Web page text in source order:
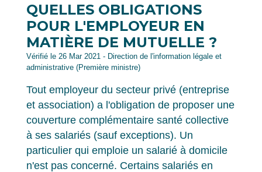
QUELLES OBLIGATIONS
POUR L'EMPLOYEUR EN
MATIÈRE DE MUTUELLE ?
Vérifié le 26 Mar 2021 - Direction de l'information légale et
administrative (Première ministre)
Tout employeur du secteur privé (entreprise
et association) a l'obligation de proposer une
couverture complémentaire santé collective
à ses salariés (sauf exceptions). Un
particulier qui emploie un salarié à domicile
n'est pas concerné. Certains salariés en